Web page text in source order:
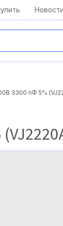
Новости
3300 пФ 5%